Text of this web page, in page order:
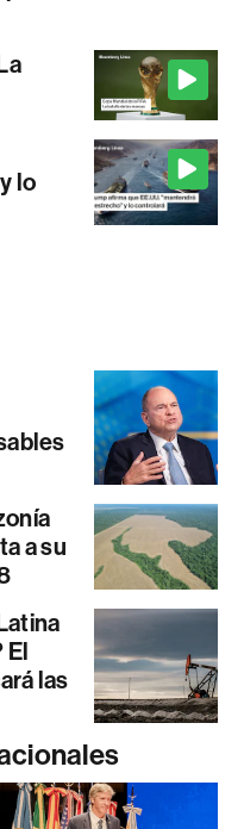
lo
a su
las